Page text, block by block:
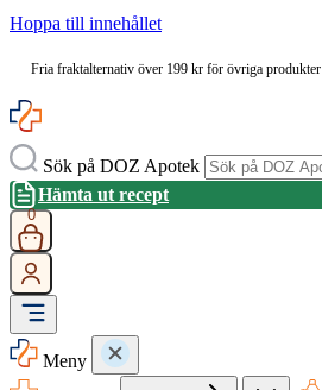
Hoppa till innehållet
Fria fraktalternativ över 199 kr för övriga produkter
Sök på DOZ Apotek
Hämta ut recept
0
Meny